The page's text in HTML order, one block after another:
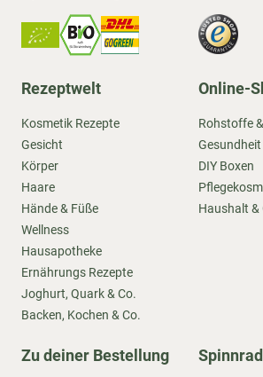
Rezeptwelt
Kosmetik Rezepte
Gesicht
Körper
Haare
Hände & Füße
Wellness
Hausapotheke
Ernährungs Rezepte
Joghurt, Quark & Co.
Backen, Kochen & Co.
Online-
Rohstoffe
DIY Boxen
Haushalt &
Zu deiner Bestellung